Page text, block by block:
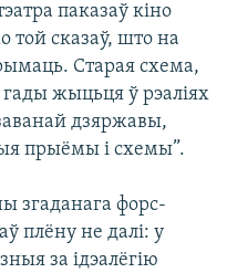
паказаў кіно
той сказаў, што на
Старая схема,
жыцьця ў рэаліях
дзяржавы,
прыёмы і схемы”.
згаданага форс-
плёну не далі: у
за ідэалёгію